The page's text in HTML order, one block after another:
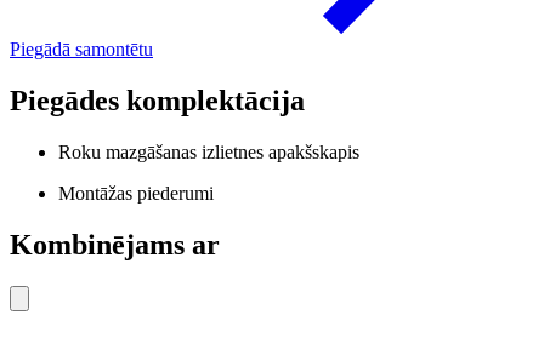
Piegādā samontētu
Piegādes komplektācija
Roku mazgāšanas izlietnes apakšskapis
Montāžas piederumi
Kombinējams ar